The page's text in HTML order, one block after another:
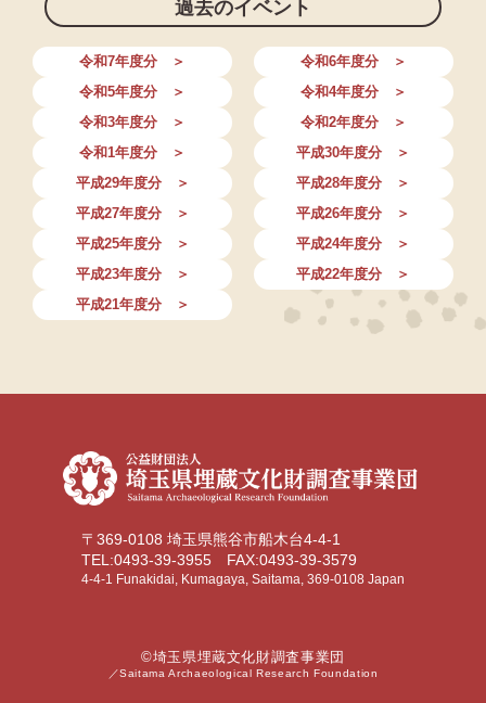
過去のイベント
令和7年度分 ＞
令和6年度分 ＞
令和5年度分 ＞
令和4年度分 ＞
令和3年度分 ＞
令和2年度分 ＞
令和1年度分 ＞
平成30年度分 ＞
平成29年度分 ＞
平成28年度分 ＞
平成27年度分 ＞
平成26年度分 ＞
平成25年度分 ＞
平成24年度分 ＞
平成23年度分 ＞
平成22年度分 ＞
平成21年度分 ＞
〒369-0108 埼玉県熊谷市船木台4-4-1
TEL:0493-39-3955 FAX:0493-39-3579
4-4-1 Funakidai, Kumagaya, Saitama, 369-0108 Japan
©埼玉県埋蔵文化財調査事業団
／Saitama Archaeological Research Foundation